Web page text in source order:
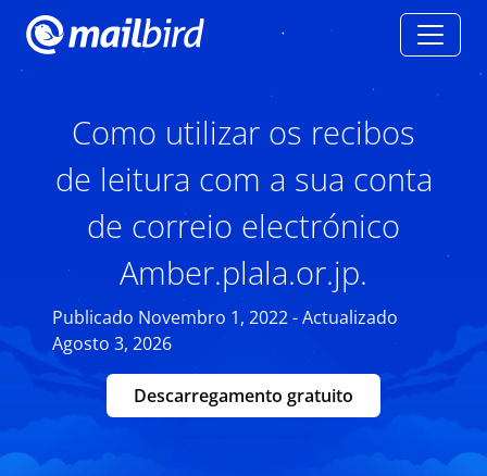
Como utilizar os recibos
de leitura com a sua conta
de correio electrónico
Amber.plala.or.jp.
Publicado Novembro 1, 2022 - Actualizado
Agosto 3, 2026
Descarregamento gratuito